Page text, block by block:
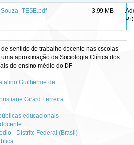
3,99 MB
de sentido do trabalho docente nas escolas
uma aproximação da Sociologia Clínica dos
do ensino médio do DF
Guilherme de
Girard Ferreira
educacionais
- Distrito Federal (Brasil)